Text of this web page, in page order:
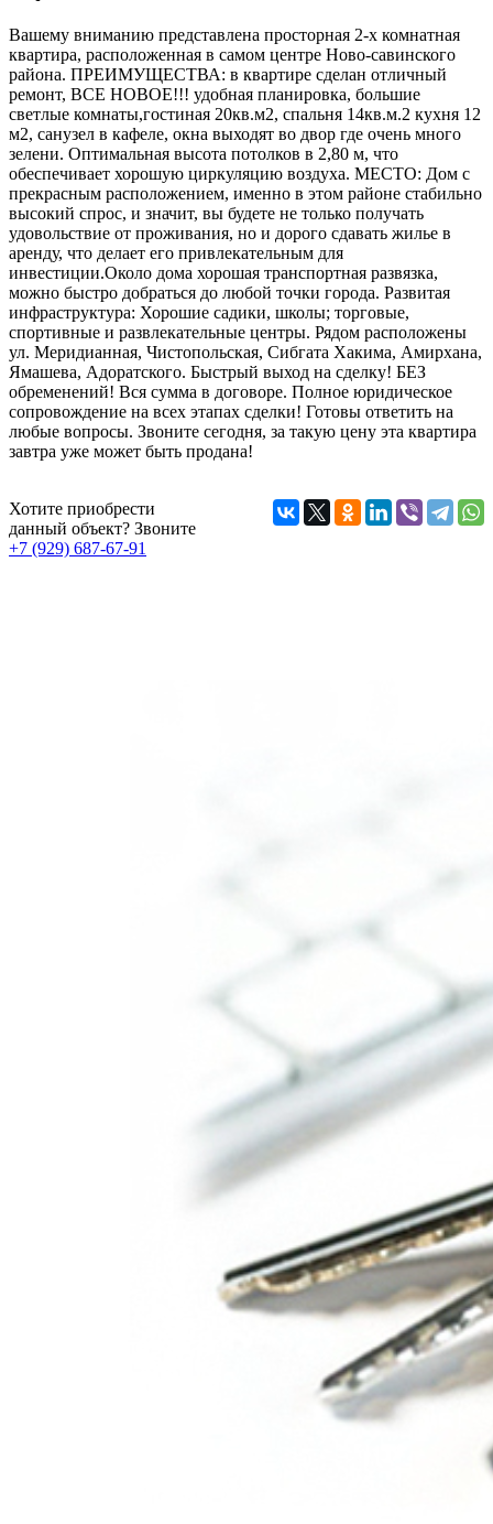
Вашему вниманию представлена просторная 2-х комнатная
квартира, расположенная в самом центре Ново-савинского
района. ПРЕИМУЩЕСТВА: в квартире сделан отличный
ремонт, ВСЕ НОВОЕ!!! удобная планировка, большие
светлые комнаты,гостиная 20кв.м2, спальня 14кв.м.2 кухня 12
м2, санузел в кафеле, окна выходят во двор где очень много
зелени. Оптимальная высота потолков в 2,80 м, что
обеспечивает хорошую циркуляцию воздуха. МЕСТО: Дом с
прекрасным расположением, именно в этом районе стабильно
высокий спрос, и значит, вы будете не только получать
удовольствие от проживания, но и дорого сдавать жилье в
аренду, что делает его привлекательным для
инвестиции.Около дома хорошая транспортная развязка,
можно быстро добраться до любой точки города. Развитая
инфраструктура: Хорошие садики, школы; торговые,
спортивные и развлекательные центры. Рядом расположены
ул. Меридианная, Чистопольская, Сибгата Хакима, Амирхана,
Ямашева, Адоратского. Быстрый выход на сделку! БЕЗ
обременений! Вся сумма в договоре. Полное юридическое
сопровождение на всех этапах сделки! Готовы ответить на
любые вопросы. Звоните сегодня, за такую цену эта квартира
завтра уже может быть продана!
Хотите приобрести
данный объект? Звоните
+7 (929) 687-67-91